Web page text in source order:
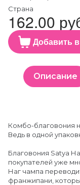
Страна
162.00
Добавить
Описание
Комбо-благовония
Ведь в одной
Благовония Satya
покупателей уже
Наг чампа
франжипани,